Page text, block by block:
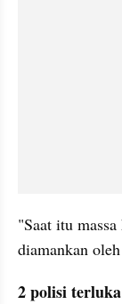
"Saat itu
diamankan
2 polisi terluka